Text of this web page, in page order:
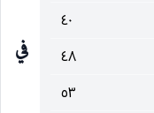
٤٠
٤٨
٥٣
بالحكم في